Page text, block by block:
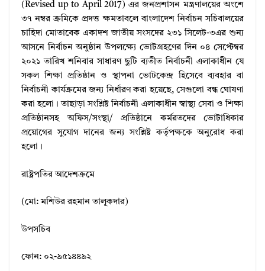
(Revised up to April 2017) এর জনপ্রশাসন মন্ত্রণালয়ের অংশে
৩৭ নম্বর ক্রমিকে প্রদত্ত ক্ষমতাবলে বাংলাদেশ নির্বাচন সচিবালয়ের
চাহিদা মোতাবেক একাদশ জাতীয় সংসদের ২৩১ সিলেট-৩এর শুন্য
আসনে নির্বাচন অনুষ্ঠান উপলক্ষ্যে ভোটগ্রহণের দিন ০৪ সেপ্টেম্বর
২০২১ তারিখ শনিবার সাধারণ ছুটি ব্যতীত নির্বাচনী এলাকাধীন যে
সকল শিক্ষা প্রতিষ্ঠান ও স্থাপনা ভোটকেন্দ্র হিসেবে ব্যবহার বা
নির্বাচনী কার্যক্রমের জন্য নির্ধারণ করা হয়েছে, সেগুলো বন্ধ ঘোষণা
করা হলো। তাছাড়া সংশ্লিষ্ট নির্বাচনী এলাকাধীন স্বাস্থ্য সেবা ও শিক্ষা
প্রতিষ্ঠানসহ অফিস/সংস্থা/ প্রতিষ্ঠানে কর্মরতদের ভোটাধিকার
প্রয়োগের সুযোগ দানের জন্য সংশ্লিষ্ট কর্তৃপক্ষকে অনুরোধ করা
হলো।
রাষ্ট্রপতির আদেশক্রমে
(মো: মশিউর রহমান তালূকদার)
উপসচিব
ফোন: ০২-৯৫১৪৪৯২